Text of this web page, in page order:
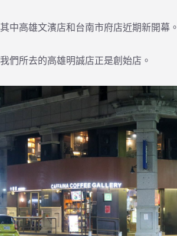
其中高雄文濱店和台南市府店近期新開幕。
我們所去的高雄明誠店正是創始店。